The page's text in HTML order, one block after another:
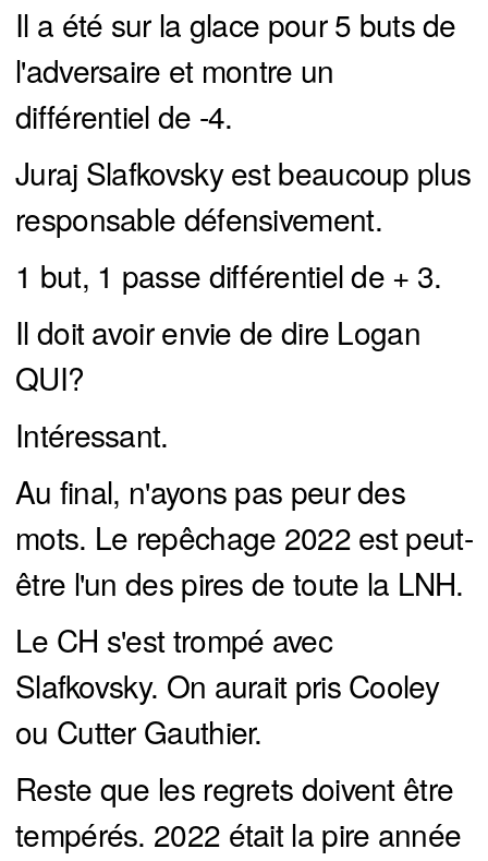
Il a été sur la glace pour 5 buts de
l'adversaire et montre un
différentiel de -4.
Juraj Slafkovsky est beaucoup plus
responsable défensivement.
1 but, 1 passe différentiel de + 3.
Il doit avoir envie de dire Logan
QUI?
Intéressant.
Au final, n'ayons pas peur des
mots. Le repêchage 2022 est peut-
être l'un des pires de toute la LNH.
Le CH s'est trompé avec
Slafkovsky. On aurait pris Cooley
ou Cutter Gauthier.
Reste que les regrets doivent être
tempérés. 2022 était la pire année